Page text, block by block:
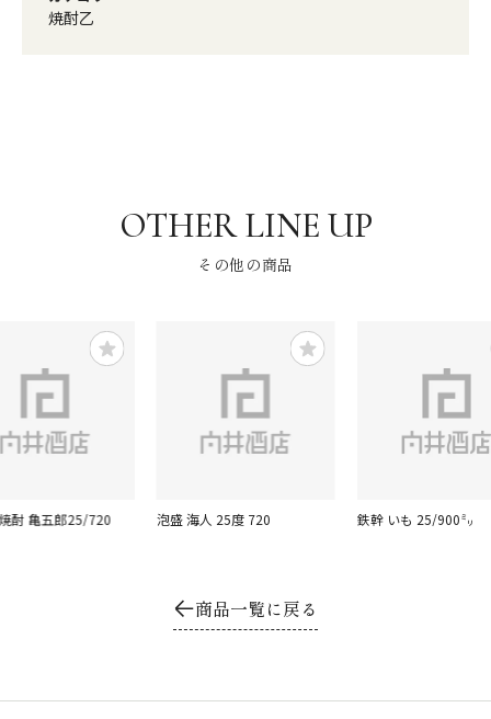
焼酎乙
その他の商品
酎 亀五郎25/720 泡盛 海人 25度 720 鉄幹 いも 25/900㍉
商品一覧に戻る